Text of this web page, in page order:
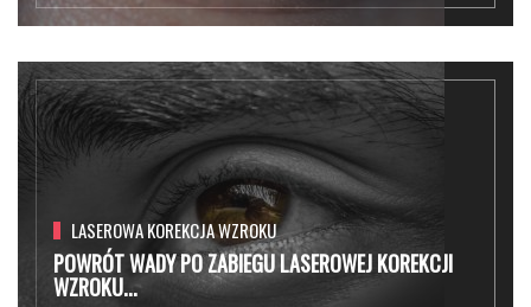
LASEROWA KOREKCJA WZROKU
POWRÓT WADY PO ZABIEGU LASEROWEJ KOREKCJI
WZROKU...